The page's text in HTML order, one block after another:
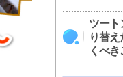
ツート
り替
くべき